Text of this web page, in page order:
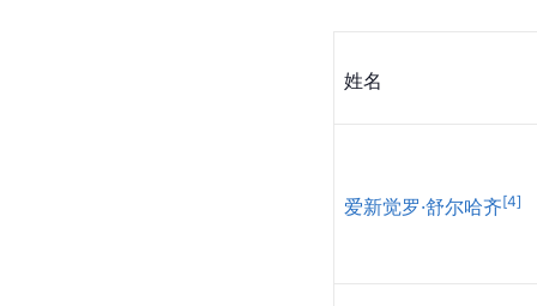
姓名
爱新觉罗·舒尔哈齐[4]